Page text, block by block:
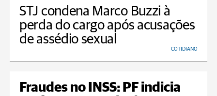
STJ condena Marco Buzzi à
perda do cargo após acusações
de assédio sexual
COTIDIANO
Fraudes no INSS: PF indicia